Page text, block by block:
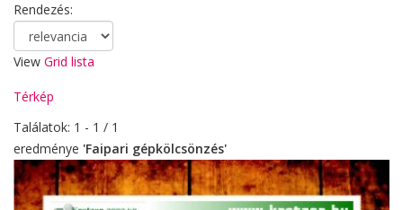
Rendezés:
View Grid lista
Térkép
Találatok: 1 - 1 / 1
eredménye 'Faipari gépkölcsönzés'